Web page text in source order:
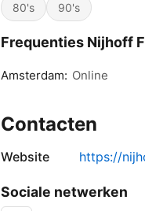
80's 90's
Frequenties Nijhoff
Amsterdam: Online
Contacten
Website https://
Sociale netwerken